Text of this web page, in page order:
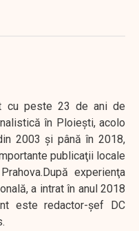
cu peste 23 de ani de
în Ploieşti, acolo
2003 şi până în 2018,
publicaţii locale
experienţa
a intrat în anul 2018
este redactor-şef DC